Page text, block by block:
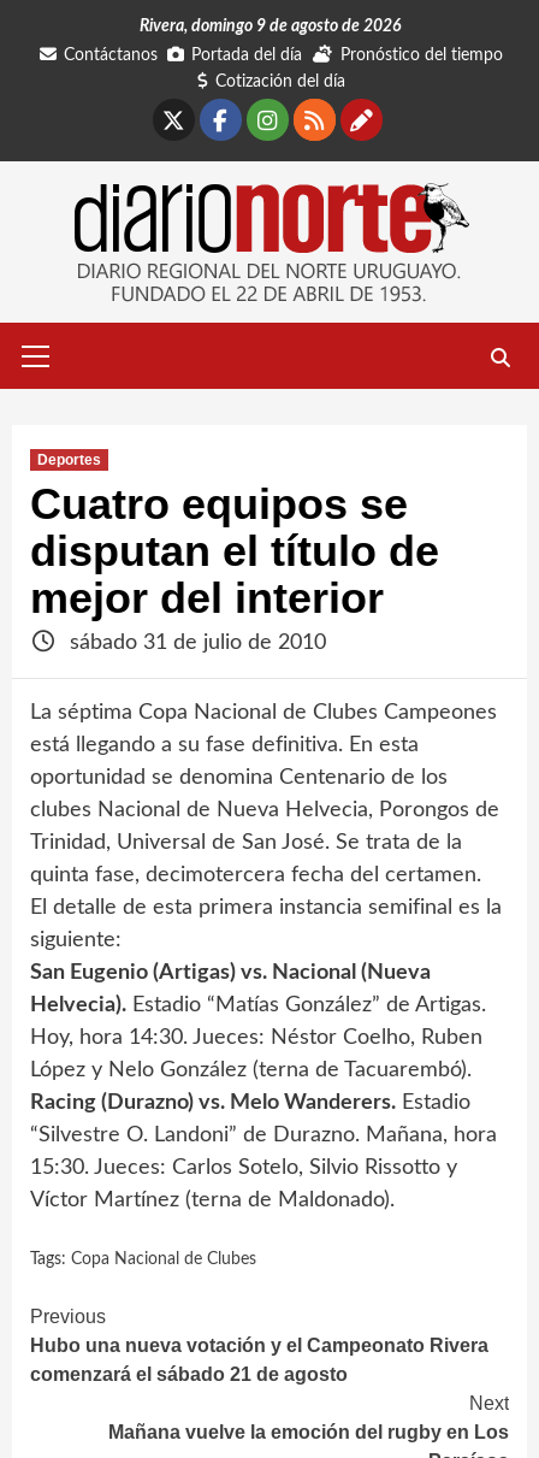
Rivera, domingo 9 de agosto de 2026
Contáctanos
Portada del día
Pronóstico del tiempo
Cotización del día
Facebook
Instagram
RSSContáctanos
primario
Deportes
Cuatro equipos se
disputan el título de
mejor del interior
sábado 31 de julio de 2010
La séptima Copa Nacional de Clubes Campeones
está llegando a su fase definitiva. En esta
oportunidad se denomina Centenario de los
clubes Nacional de Nueva Helvecia, Porongos de
Trinidad, Universal de San José. Se trata de la
quinta fase, decimotercera fecha del certamen.
El detalle de esta primera instancia semifinal es la
siguiente:
San Eugenio (Artigas) vs. Nacional (Nueva
Helvecia). Estadio “Matías González” de Artigas.
Hoy, hora 14:30. Jueces: Néstor Coelho, Ruben
López y Nelo González (terna de Tacuarembó).
Racing (Durazno) vs. Melo Wanderers. Estadio
“Silvestre O. Landoni” de Durazno. Mañana, hora
15:30. Jueces: Carlos Sotelo, Silvio Rissotto y
Víctor Martínez (terna de Maldonado).
Tags: Copa Nacional de Clubes
Continue
Reading
Previous
Hubo una nueva votación y el Campeonato Rivera
comenzará el sábado 21 de agosto
Next
Mañana vuelve la emoción del rugby en Los